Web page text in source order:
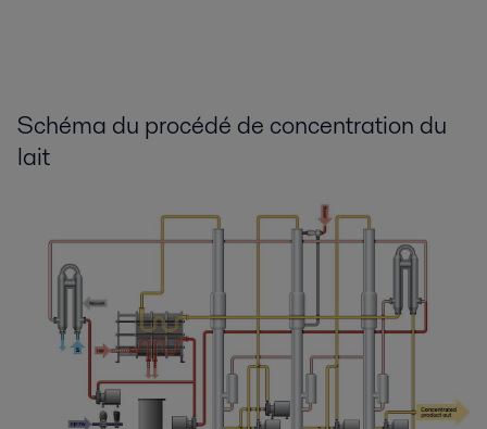
Schéma du procédé de concentration du
lait